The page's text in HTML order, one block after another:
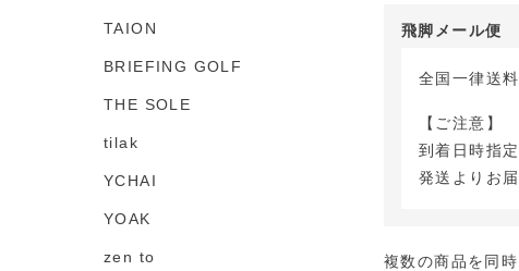
TAION
BRIEFING GOLF
THE SOLE
tilak
YCHAI
YOAK
zen to
飛脚メール便
全国一律送料
【ご注意】
到着日時指
発送よりお
複数の商品を同